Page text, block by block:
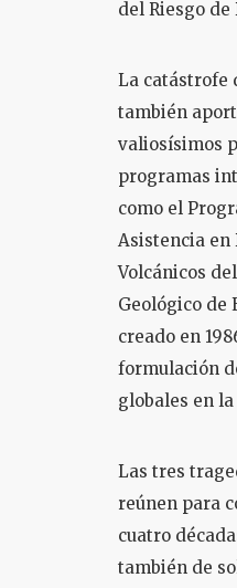
del Riesgo de
La catástrofe
también
valiosísimos
programas
como el
Asistencia en
Volcánicos
Geológico de
creado en
formulación
globales en la
Las tres
reúnen para
cuatro
también de